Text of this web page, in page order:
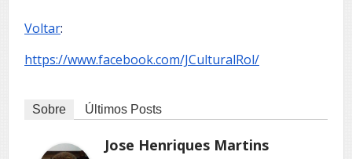
Voltar:
https://www.facebook.com/JCulturalRol/
Sobre Últimos Posts
Jose Henriques Martins